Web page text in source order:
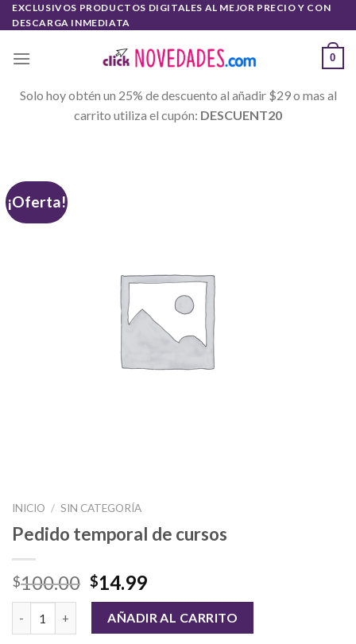
Skip
to
EXCLUSIVOS PRODUCTOS DIGITALES AL MEJOR PRECIO Y CON
DESCARGA INMEDIATA
0
Solo hoy obtén un 25% de descuento al añadir $29 o mas al
carrito utiliza el cupón: DESCUENT20
¡Oferta!
INICIO / SIN CATEGORÍA
Pedido temporal de cursos
$100.00 $14.99
AÑADIR AL CARRITO